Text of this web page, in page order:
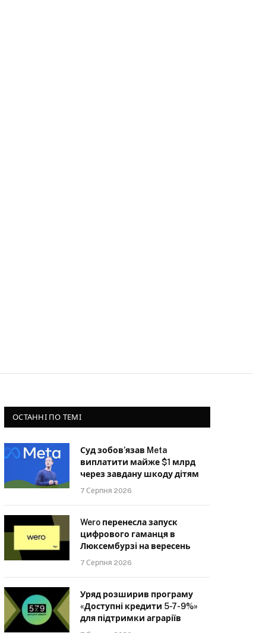
ОСТАННІ ПО ТЕМІ
Суд зобов’язав Meta
виплатити майже $1 млрд
через завдану шкоду дітям
7 Серпня 2026
Wero перенесла запуск
цифрового гаманця в
Люксембурзі на вересень
7 Серпня 2026
Уряд розширив програму
«Доступні кредити 5-7-9%»
для підтримки аграріїв